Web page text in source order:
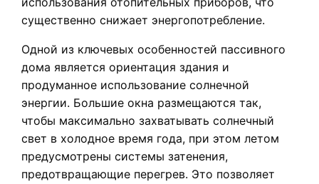
существенно снижает энергопотребление.
Одной из ключевых особенностей пассивного
дома является ориентация здания и
продуманное использование солнечной
энергии. Большие окна размещаются так,
чтобы максимально захватывать солнечный
свет в холодное время года, при этом летом
предусмотрены системы затенения,
предотвращающие перегрев. Это позволяет